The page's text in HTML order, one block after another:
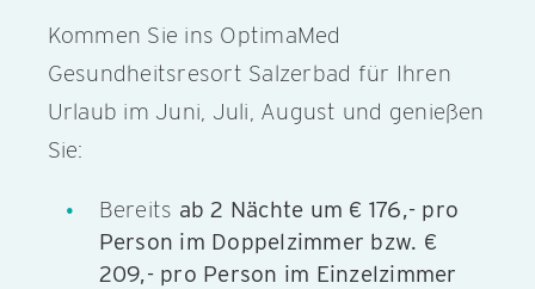
Kommen Sie ins OptimaMed
Gesundheitsresort Salzerbad für Ihren
Urlaub im Juni, Juli, August und genießen
Sie:
Bereits ab 2 Nächte um € 176,- pro
Person im Doppelzimmer bzw. €
209,- pro Person im Einzelzimmer